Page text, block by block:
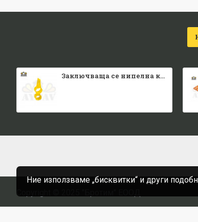
Заключваща се нипелна квадратна тръба
Copyright © 2025 "Бротим" ЕООД
Ние използваме „бисквитки“ и други